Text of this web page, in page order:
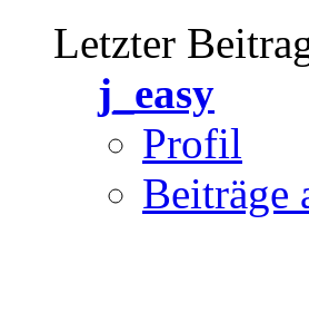
Letzter
j_easy
Profil
Beiträge